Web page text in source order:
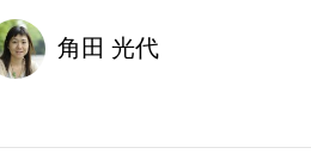
角田 光代